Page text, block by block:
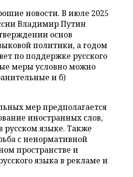
новости. В июле 2025
Владимир Путин
основ
политики, а годом
по поддержке русского
меры условно можно
и б)
мер предполагается
иностранных слов,
языке. Также
с ненормативной
пространстве и
языка в рекламе и